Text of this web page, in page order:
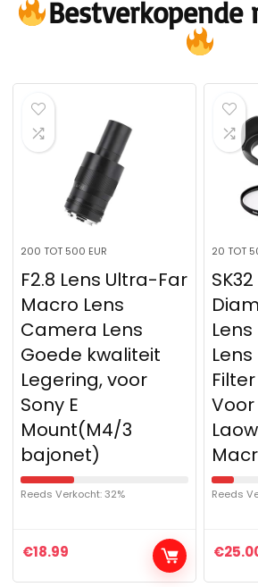
Bestverkopende
200 TOT 500 EUR
F2.8 Lens Ultra-Far
Macro Lens
Camera Lens
Goede kwaliteit
Legering, voor
Sony E
Mount(M4/3
bajonet)
Reeds Verkocht: 32%
€18.99
20 TOT
Reeds
€